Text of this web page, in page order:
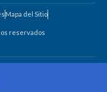
Mapa del Sitio
reservados